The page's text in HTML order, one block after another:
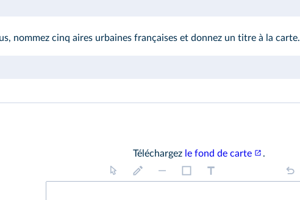
nommez cinq aires urbaines françaises et donnez un titre à la carte.
Téléchargez le fond de carte .